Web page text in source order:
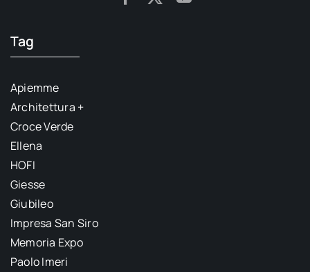
Tag
Apiemme
Architettura +
Croce Verde
Ellena
HOFI
Giesse
Giubileo
Impresa San Siro
Memoria Expo
Paolo Imeri